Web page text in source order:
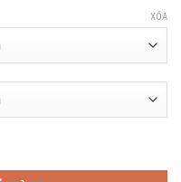
XÓA
II số lượng